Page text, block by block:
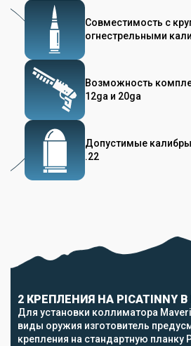
Совместимость с
огнестрельными
Возможность
12ga и 20ga
Допустимые калибры
.22
2 КРЕПЛЕНИЯ НА PICATINNY
Для установки коллиматора
виды оружия изготовитель
крепления на стандартную планку